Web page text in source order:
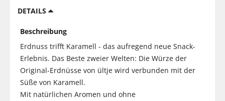
DETAILS
Beschreibung
Erdnuss trifft Karamell - das aufregend neue Snack-
Erlebnis. Das Beste zweier Welten: Die Würze der
Original-Erdnüsse von ültje wird verbunden mit der
Süße von Karamell.
Mit natürlichen Aromen und ohne